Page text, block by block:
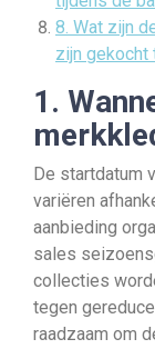
8. Wat zijn
zijn gekocht
1.
De startdatum
variëren
aanbieding
sales
collecties
tegen
raadzaam om